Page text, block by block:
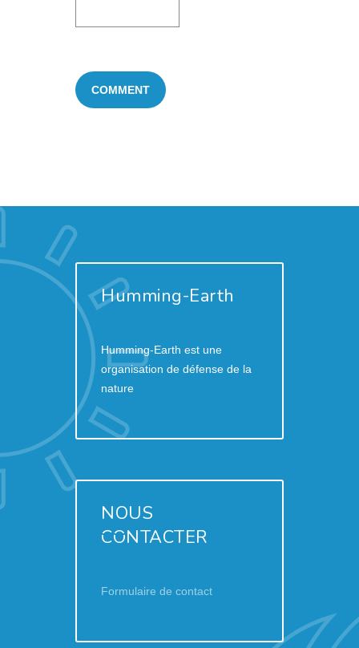
Humming-Earth
Humming-Earth est une
organisation de défense de la
nature
NOUS
CONTACTER
Formulaire de contact